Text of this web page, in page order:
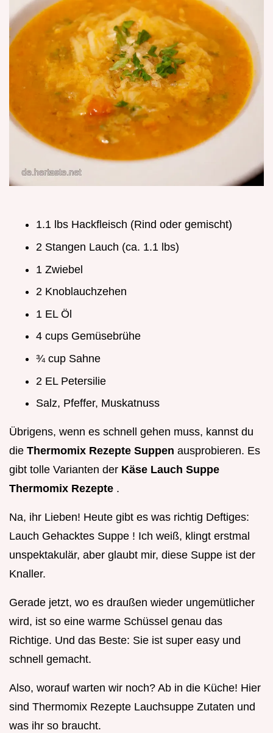
1.1 lbs Hackfleisch (Rind oder gemischt)
2 Stangen Lauch (ca. 1.1 lbs)
1 Zwiebel
2 Knoblauchzehen
1 EL Öl
4 cups Gemüsebrühe
¾ cup Sahne
2 EL Petersilie
Salz, Pfeffer, Muskatnuss
Übrigens, wenn es schnell gehen muss, kannst du
die Thermomix Rezepte Suppen ausprobieren. Es
gibt tolle Varianten der Käse Lauch Suppe
Thermomix Rezepte .
Na, ihr Lieben! Heute gibt es was richtig Deftiges:
Lauch Gehacktes Suppe ! Ich weiß, klingt erstmal
unspektakulär, aber glaubt mir, diese Suppe ist der
Knaller.
Gerade jetzt, wo es draußen wieder ungemütlicher
wird, ist so eine warme Schüssel genau das
Richtige. Und das Beste: Sie ist super easy und
schnell gemacht.
Also, worauf warten wir noch? Ab in die Küche! Hier
sind Thermomix Rezepte Lauchsuppe Zutaten und
was ihr so braucht.